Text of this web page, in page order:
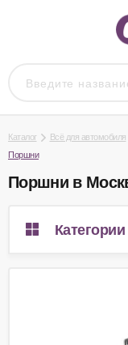
Каталог Всё для автомобиля
Поршни
Поршни в
Категории